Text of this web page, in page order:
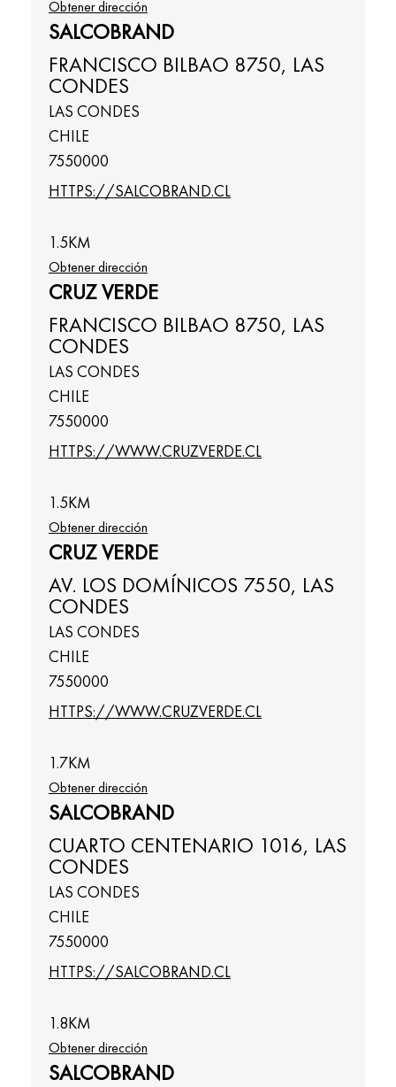
Obtener dirección
SALCOBRAND
FRANCISCO BILBAO 8750, LAS
CONDES
LAS CONDES
CHILE
7550000
HTTPS://SALCOBRAND.CL
1.5KM
Obtener dirección
CRUZ VERDE
FRANCISCO BILBAO 8750, LAS
CONDES
LAS CONDES
CHILE
7550000
HTTPS://WWW.CRUZVERDE.CL
1.5KM
Obtener dirección
CRUZ VERDE
AV. LOS DOMÍNICOS 7550, LAS
CONDES
LAS CONDES
CHILE
7550000
HTTPS://WWW.CRUZVERDE.CL
1.7KM
Obtener dirección
SALCOBRAND
CUARTO CENTENARIO 1016, LAS
CONDES
LAS CONDES
CHILE
7550000
HTTPS://SALCOBRAND.CL
1.8KM
Obtener dirección
SALCOBRAND